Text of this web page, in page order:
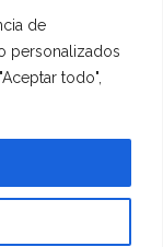
de
personalizados
todo",
Gastronómica